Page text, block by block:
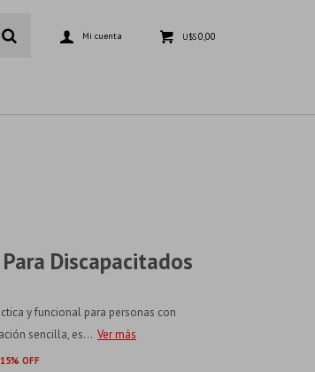
U$S0,00
Discapacitados
y funcional para personas con
sencilla, es... Ver más
15